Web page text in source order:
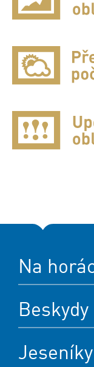
Na
Beskydy
Jeseníky